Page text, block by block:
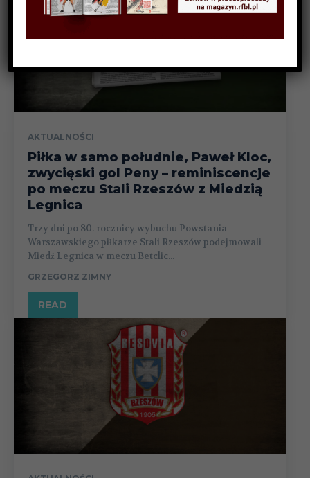
AKTUALNOŚCI
Piłka w samo południe, Paweł Kloc,
zwycięski gol Peny – reminiscencje
po meczu Stali Rzeszów z Miedzią
Legnica
Trzy dni po 80. rocznicy wybuchu Powstania
Warszawskiego piłkarze Stali Rzeszów podejmowali
Miedź Legnica w meczu Betclic...
GRZEGORZ ZIMNY
READ